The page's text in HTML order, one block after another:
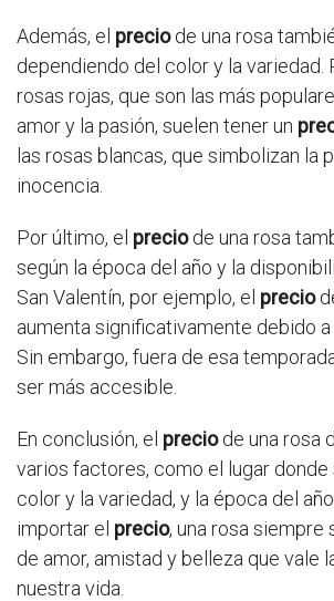
Además, el preciode una rosa
dependiendo del color y la variedad.
rosas rojas, que son las más
amor y la pasión, suelen tener un
las rosas blancas, que simbolizan la
inocencia.
Por último, el preciode una rosa
según la época del año y la
San Valentín, por ejemplo, el precio
aumenta significativamente debido a
Sin embargo, fuera de esa
ser más accesible.
En conclusión, el preciode una rosa
varios factores, como el lugar donde
color y la variedad, y la época del
importar el precio, una rosa siempre
de amor, amistad y belleza que vale
nuestra vida.